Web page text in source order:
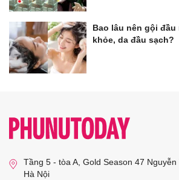
Bao lâu nên gội
khỏe, da đầu sạch?
Tầng 5 - tòa A, Gold Season 47 Nguyễn
Hà Nội